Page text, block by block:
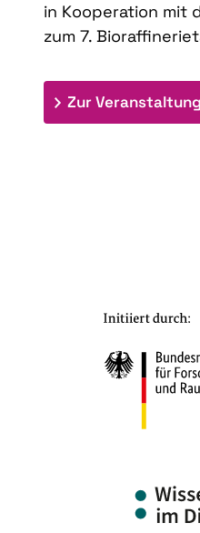
in Kooperation mit
zum 7.
Zur Veranstaltung